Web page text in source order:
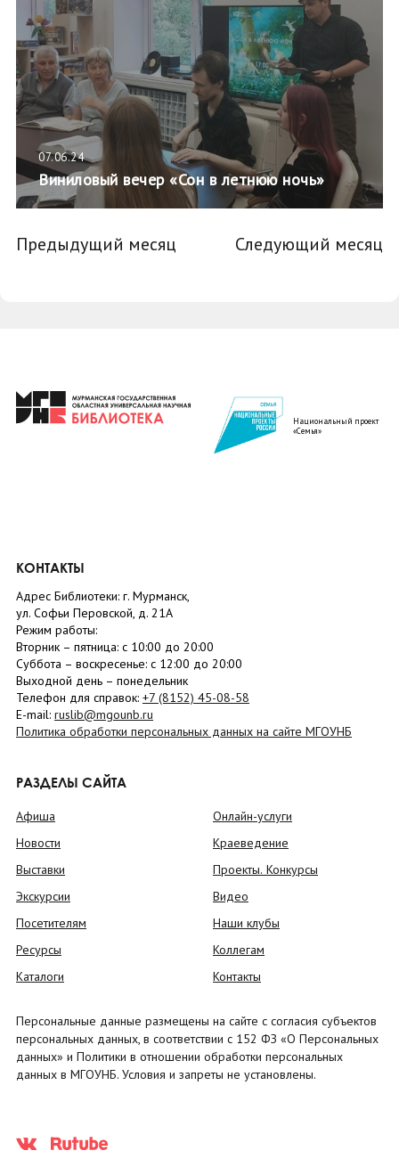
07.06.24
Виниловый вечер «Сон в летнюю ночь»
Предыдущий месяц Следующий месяц
Национальный проект
«Семья»
КОНТАКТЫ
Адрес Библиотеки: г. Мурманск,
ул. Софьи Перовской, д. 21А
Режим работы:
Вторник – пятница: с 10:00 до 20:00
Суббота – воскресенье: c 12:00 до 20:00
Выходной день – понедельник
Телефон для справок: +7 (8152) 45-08-58
E-mail: ruslib@mgounb.ru
Политика обработки персональных данных на сайте МГОУНБ
РАЗДЕЛЫ САЙТА
Афиша
Новости
Выставки
Экскурсии
Посетителям
Ресурсы
Каталоги
Онлайн-услуги
Краеведение
Проекты. Конкурсы
Видео
Наши клубы
Коллегам
Контакты
Персональные данные размещены на сайте с согласия субъектов
персональных данных, в соответствии с 152 ФЗ «О Персональных
данных» и Политики в отношении обработки персональных
данных в МГОУНБ. Условия и запреты не установлены.